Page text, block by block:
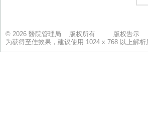
© 2026 醫院管理局 版权所有 版权告示
为获得至佳效果，建议使用 1024 x 768 以上解析